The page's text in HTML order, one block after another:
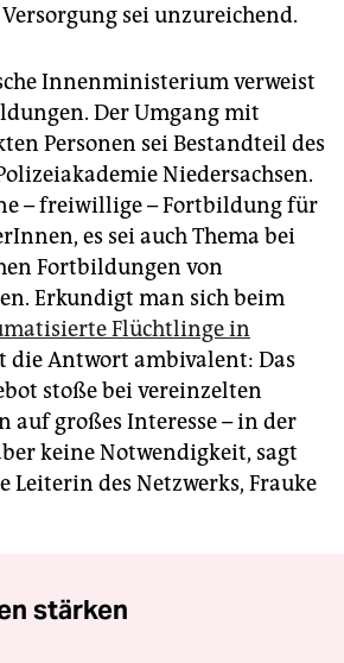
sei unzureichend.
Innenministerium verweist
Der Umgang mit
Personen sei Bestandteil des
Niedersachsen.
– freiwillige – Fortbildung für
es sei auch Thema bei
Fortbildungen von
Erkundigt man sich beim
Flüchtlinge in
die Antwort ambivalent: Das
stoße bei vereinzelten
auf großes Interesse – in der
keine Notwendigkeit, sagt
Leiterin des Netzwerks, Frauke
stärken